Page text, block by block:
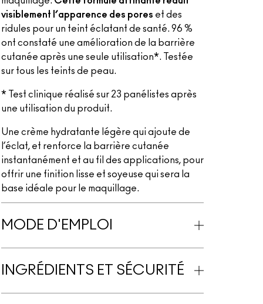
visiblement l’apparence des pores et des
ridules pour un teint éclatant de santé. 96 %
ont constaté une amélioration de la barrière
cutanée après une seule utilisation*. Testée
sur tous les teints de peau.
* Test clinique réalisé sur 23 panélistes après
une utilisation du produit.
Une crème hydratante légère qui ajoute de
l’éclat, et renforce la barrière cutanée
instantanément et au fil des applications, pour
offrir une finition lisse et soyeuse qui sera la
base idéale pour le maquillage.
MODE D'EMPLOI
INGRÉDIENTS ET SÉCURITÉ